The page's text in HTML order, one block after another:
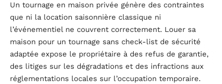
Un tournage en maison privée génère des contraintes
que ni la location saisonnière classique ni
l’événementiel ne couvrent correctement. Louer sa
maison pour un tournage sans check-list de sécurité
adaptée expose le propriétaire à des refus de garantie,
des litiges sur les dégradations et des infractions aux
réglementations locales sur l’occupation temporaire.